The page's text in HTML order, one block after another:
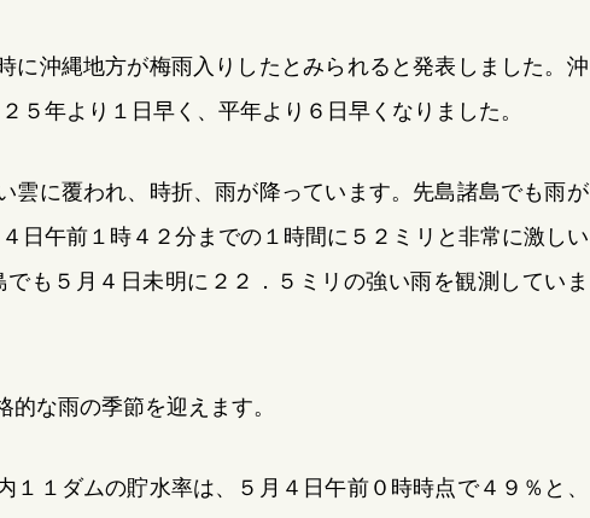
に沖縄地方が梅雨入りしたとみられると発表しました。沖
５年より１日早く、平年より６日早くなりました。
雲に覆われ、時折、雨が降っています。先島諸島でも雨が
日午前１時４２分までの１時間に５２ミリと非常に激しい
も５月４日未明に２２．５ミリの強い雨を観測していま
な雨の季節を迎えます。
１１ダムの貯水率は、５月４日午前０時時点で４９％と、